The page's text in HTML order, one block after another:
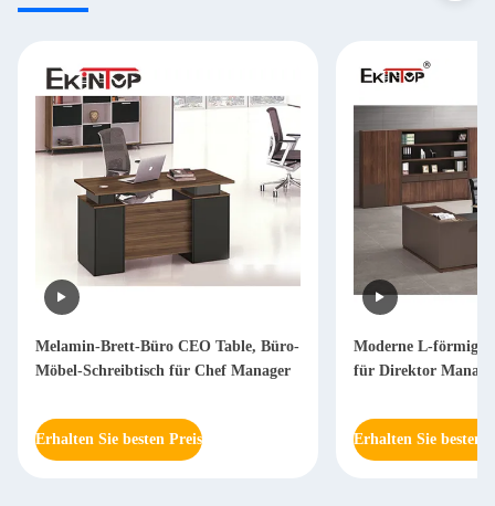
Melamin-Brett-Büro CEO Table, Büro-
Möbel-Schreibtisch für Chef Manager
Erhalten Sie besten Preis
Moderne L-förmige
für Direktor
Erhalten Sie besten